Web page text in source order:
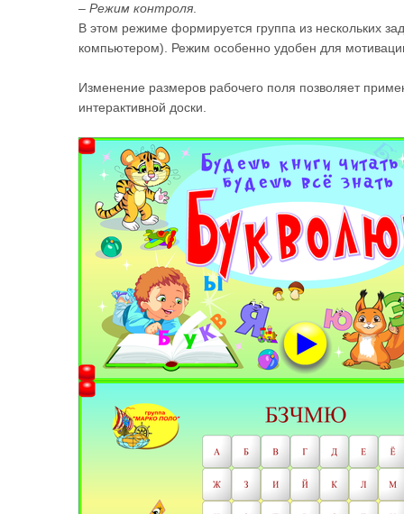
– Режим контроля
В этом режиме формируется группа из нескольких
компьютером). Режим особенно удобен для
Изменение размеров рабочего поля позволяет
интерактивной доски.